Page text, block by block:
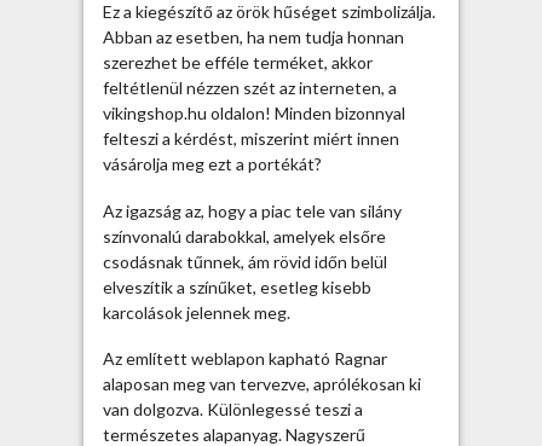
j
g
e
n
b
e
j
g
y
z
é
Ez a kiegészítő az örök hűséget szimbolizálja.
Abban az esetben, ha nem tudja honnan
szerezhet be efféle terméket, akkor
feltétlenül nézzen szét az interneten, a
vikingshop.hu oldalon! Minden bizonnyal
felteszi a kérdést, miszerint miért innen
vásárolja meg ezt a portékát?
Az igazság az, hogy a piac tele van silány
színvonalú darabokkal, amelyek elsőre
csodásnak tűnnek, ám rövid időn belül
elveszítik a színűket, esetleg kisebb
karcolások jelennek meg.
Az említett weblapon kapható Ragnar
alaposan meg van tervezve, aprólékosan ki
van dolgozva. Különlegessé teszi a
természetes alapanyag. Nagyszerű